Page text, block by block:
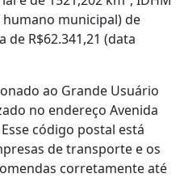
municipal) de
de R$62.341,21 (data
ao Grande Usuário
no endereço Avenida
código postal está
de transporte e os
corretamente até